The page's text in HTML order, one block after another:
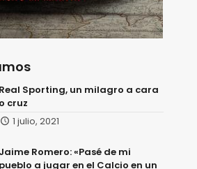
Real Sporting, un milagro a cara
o cruz
1 julio, 2021
Jaime Romero: «Pasé de mi
pueblo a jugar en el Calcio en un